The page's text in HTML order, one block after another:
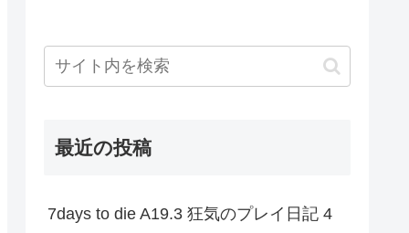
最近の投稿
7days to die A19.3 狂気のプレイ日記 4